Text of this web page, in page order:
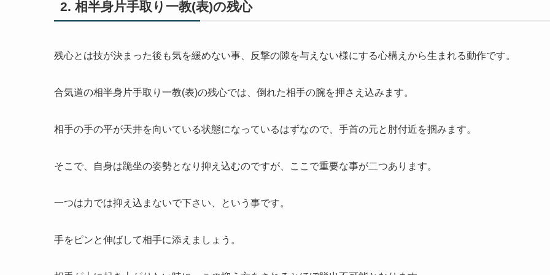
2. 相半身片手取り一教(表)の残心
残心とは技が決まった後も気を緩めない事、反撃の隙を与えない様にする心構えから生まれる動作です。
合気道の相半身片手取り一教(表)の残心では、倒れた相手の腕を押さえ込みます。
相手の手の平が天井を向いている状態になっているはずなので、手首の元と肘付近を掴みます。
そこで、自身は跪坐の姿勢となり抑え込むのですが、ここで重要な事が二つあります。
一つは力では抑え込まないで下さい、という事です。
手をピンと伸ばして相手に添えましょう。